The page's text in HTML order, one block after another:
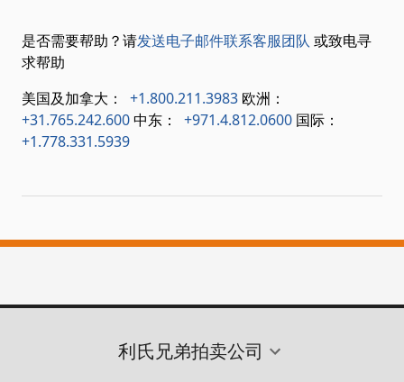
是否需要帮助？请发送电子邮件联系客服团队 或致电寻
求帮助
美国及加拿大：
+1.800.211.3983 欧洲：
+31.765.242.600中东： +971.4.812.0600 国际：
+1.778.331.5939
利氏兄弟拍卖公司